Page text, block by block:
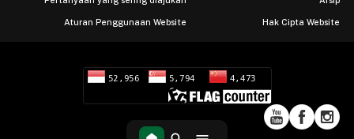
Aturan Penggunaan Website Hak Cipta Website